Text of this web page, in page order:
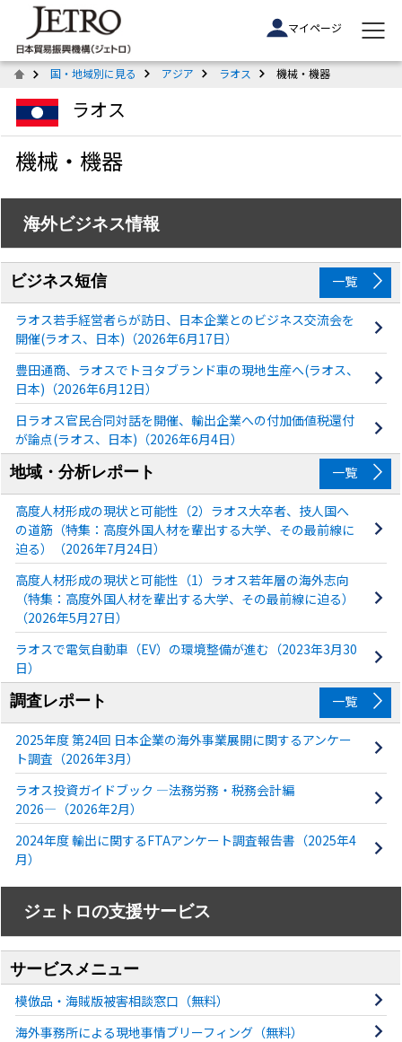
マイページ
国・地域別に見る アジア ラオス 機械・機器
ラオス
機械・機器
海外ビジネス情報
ビジネス短信 一覧
ラオス若手経営者らが訪日、日本企業とのビジネス交流会を
開催(ラオス、日本)（2026年6月17日）
豊田通商、ラオスでトヨタブランド車の現地生産へ(ラオス、
日本)（2026年6月12日）
日ラオス官民合同対話を開催、輸出企業への付加価値税還付
が論点(ラオス、日本)（2026年6月4日）
地域・分析レポート
一覧
高度人材形成の現状と可能性（2）ラオス大卒者、技人国へ
の道筋（特集：高度外国人材を輩出する大学、その最前線に
迫る）（2026年7月24日）
高度人材形成の現状と可能性（1）ラオス若年層の海外志向
（特集：高度外国人材を輩出する大学、その最前線に迫る）
（2026年5月27日）
ラオスで電気自動車（EV）の環境整備が進む（2023年3月30
日）
調査レポート
一覧
2025年度 第24回 日本企業の海外事業展開に関するアンケー
ト調査（2026年3月）
ラオス投資ガイドブック ―法務労務・税務会計編
2026―（2026年2月）
2024年度 輸出に関するFTAアンケート調査報告書（2025年4
月）
ジェトロの支援サービス
サービスメニュー
模倣品・海賊版被害相談窓口（無料）
海外事務所による現地事情ブリーフィング（無料）